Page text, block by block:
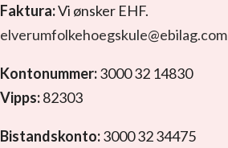
Faktura:Vi ønsker EHF.
elverumfolkehoegskule@ebilag.com
Kontonummer:3000 32 14830
Vipps:82303
Bistandskonto:3000 32 34475